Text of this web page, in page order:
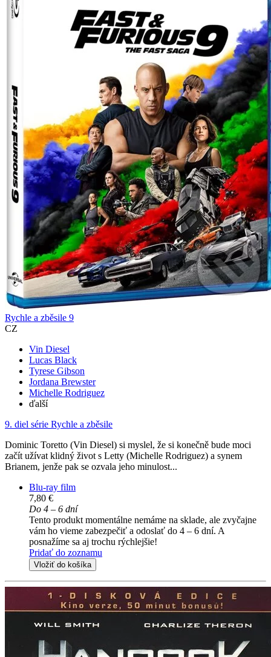
Rychle a zběsile 9
CZ
Vin Diesel
Lucas Black
Tyrese Gibson
Jordana Brewster
Michelle Rodriguez
ďalší
9. diel série Rychle a zběsile
Dominic Toretto (Vin Diesel) si myslel, že si konečně bude moci
začít užívat klidný život s Letty (Michelle Rodriguez) a synem
Brianem, jenže pak se ozvala jeho minulost...
Blu-ray film
7,80 €
Do 4 – 6 dní
Tento produkt momentálne nemáme na sklade, ale zvyčajne
vám ho vieme zabezpečiť a odoslať do 4 – 6 dní. A
posnažíme sa aj trochu rýchlejšie!
Pridať do zoznamu
Vložiť do košíka